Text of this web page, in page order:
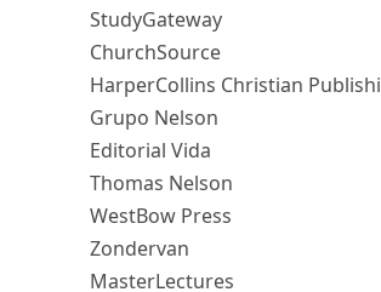
StudyGateway
ChurchSource
HarperCollins Christian
Grupo Nelson
Editorial Vida
Thomas Nelson
WestBow Press
Zondervan
MasterLectures